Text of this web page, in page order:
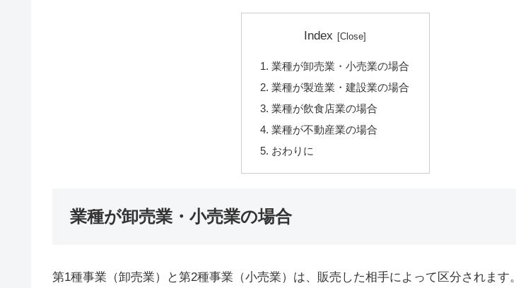
Index
業種が卸売業・小売業の場合
業種が製造業・建設業の場合
業種が飲食店業の場合
業種が不動産業の場合
おわりに
業種が卸売業・小売業の場合
第1種事業（卸売業）と第2種事業（小売業）は、販売した相手によって区分されます。